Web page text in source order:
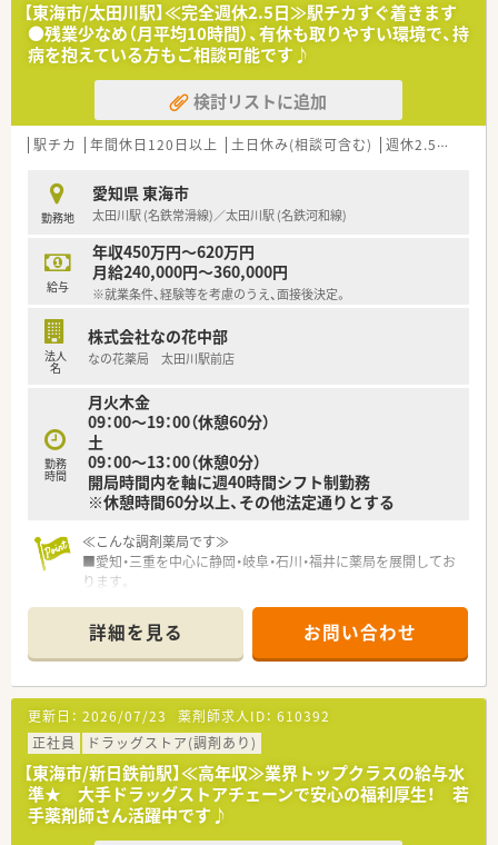
【東海市/太田川駅】≪完全週休2.5日≫駅チカすぐ着きます
●残業少なめ（月平均10時間）、有休も取りやすい環境で、持
病を抱えている方もご相談可能です♪
検討リストに追加
駅チカ 年間休日120日以上 土日休み(相談可含む) 週休2.5日以上
勤務地
愛知県 東海市
太田川駅 (名鉄常滑線)／太田川駅 (名鉄河和線)
給与
年収450万円～620万円
月給240,000円～360,000円
※就業条件、経験等を考慮のうえ、面接後決定。
法人
名
株式会社なの花中部
なの花薬局 太田川駅前店
勤務
時間
月火木金
09：00～19：00（休憩60分）
土
09：00～13：00（休憩0分）
開局時間内を軸に週40時間シフト制勤務
※休憩時間60分以上、その他法定通りとする
≪こんな調剤薬局です≫
■愛知・三重を中心に静岡・岐阜・石川・福井に薬局を展開してお
ります。
店舗形態があります。
■全国に展開しているメディカルシステムネットワークのグル
ープ会社になります。
★従業員の個々の長所や短所を把握し、適正な店舗配置が魅力の
会社です。
■在宅訪問をはじめ、健康フェア・こども薬剤師体験・栄養相談を
積極的に実施しております。
■医師・看護師・ケアマネジャーなど多職種間で情報を共有をし、
チーム医療に取り組んでいます。
■魅力ある人材の育成を行い、豊かな向上心をもって挑戦できる
会社であり続けます。
詳細を見る お問い合わせ
更新日： 2026/07/23 薬剤師求人ID： 610392
正社員
ドラッグストア(調剤あり)
【東海市/新日鉄前駅】≪高年収≫業界トップクラスの給与水
準★ 大手ドラッグストアチェーンで安心の福利厚生！ 若
手薬剤師さん活躍中です♪